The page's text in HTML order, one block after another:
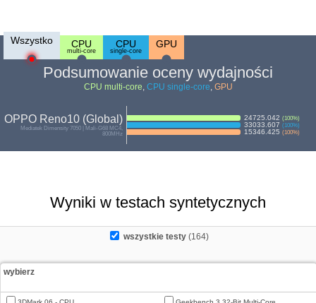
Wszystko CPU
multi-core
CPU
single-core
GPU
Podsumowanie oceny wydajności
CPU multi-core, CPU single-core, GPU
OPPO Reno10 (Global)
Mediatek Dimensity 7050 | Mali-G68 MC4,
800MHz
24725.042 (100%)
33033.607 (100%)
15346.425 (100%)
Wyniki w testach syntetycznych
wszystkie testy (164)
wybierz